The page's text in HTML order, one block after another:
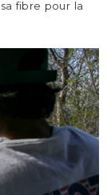
fibre pour la